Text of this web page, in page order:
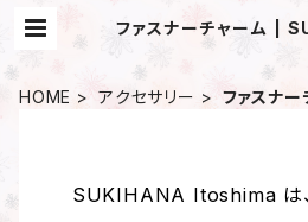
ファスナーチャーム |
HOME アクセサリー ファスナー
SUKIHANA Itoshima は、